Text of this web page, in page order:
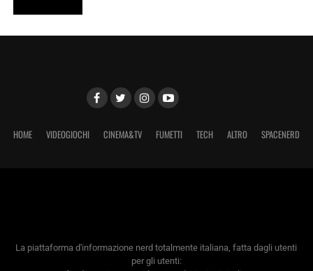
HOME VIDEOGIOCHI CINEMA&TV FUMETTI TECH ALTRO SPACENERD
La piattaforma d'informazione nerd totalmente italiana, fatta dagli utenti
per gli utenti: